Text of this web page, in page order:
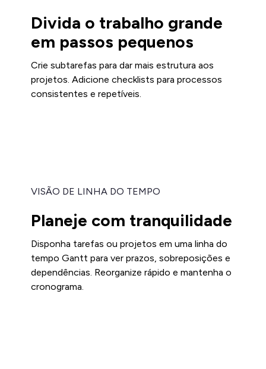
Divida o trabalho grande
em passos pequenos
Crie subtarefas para dar mais estrutura aos
projetos. Adicione checklists para processos
consistentes e repetíveis.
VISÃO DE LINHA DO TEMPO
Planeje com tranquilidade
Disponha tarefas ou projetos em uma linha do
tempo Gantt para ver prazos, sobreposições e
dependências. Reorganize rápido e mantenha o
cronograma.